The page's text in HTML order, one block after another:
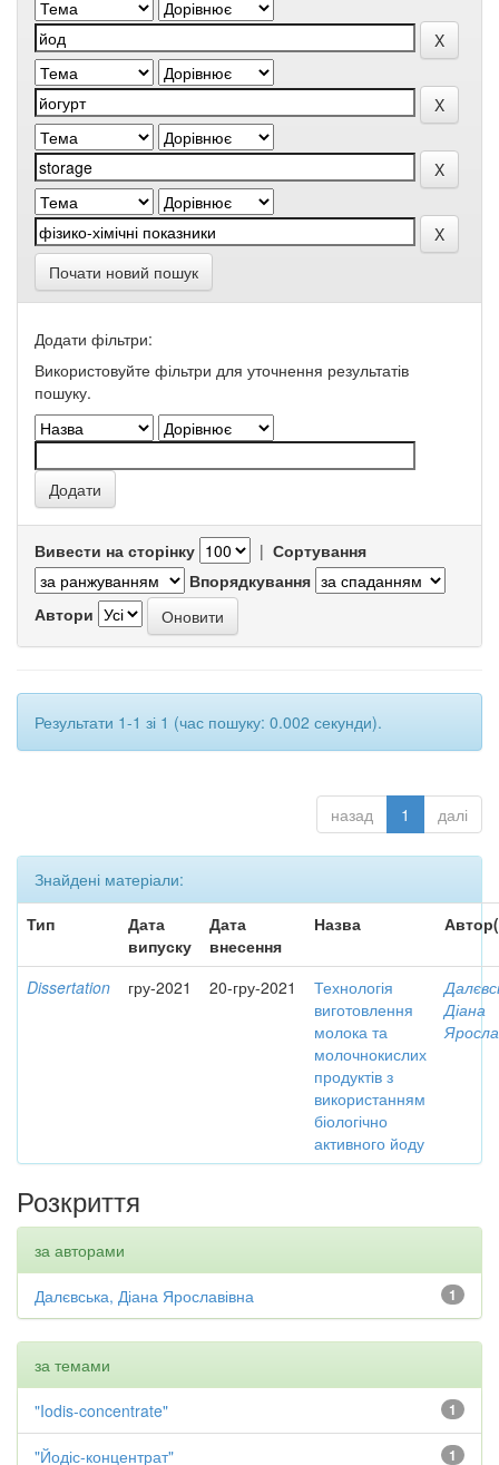
Почати новий пошук
Додати фільтри:
Використовуйте фільтри для уточнення результатів
пошуку.
Вивести на сторінку | Сортування
Впорядкування
Автори
Результати 1-1 зі 1 (час пошуку: 0.002 секунди).
назад 1 далі
Знайдені матеріали:
Тип
Дата
випуску
Дата
внесення
Назва
Dissertation гру-2021 20-гру-2021
Технологія
виготовлення
молока та
молочнокислих
продуктів з
використанням
біологічно
активного йоду
Діана
Розкриття
за авторами
1
Далєвська, Діана Ярославівна
за темами
1
"Iodis-concentrate"
1
"Йодіс-концентрат"